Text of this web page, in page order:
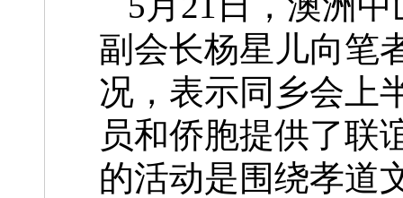
副会长杨星儿向笔
况，表示同乡会上
员和侨胞提供了联
的活动是围绕孝道